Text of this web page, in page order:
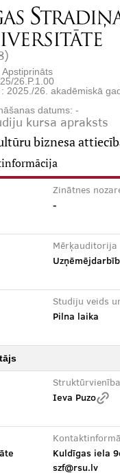
26.P.1.00
2025./26. akadēmiskā
datums: -
kursa apraksts
biznesa
Zinātnes
-
Mērķauditorija
Studiju veids
Pilna laika
Ieva Puzo
Kuldīgas iela
szf@rsu.lv